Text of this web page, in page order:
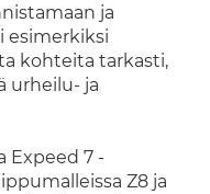
ja
esimerkiksi
kohteita tarkasti,
urheilu- ja
Expeed 7 -
Z8 ja